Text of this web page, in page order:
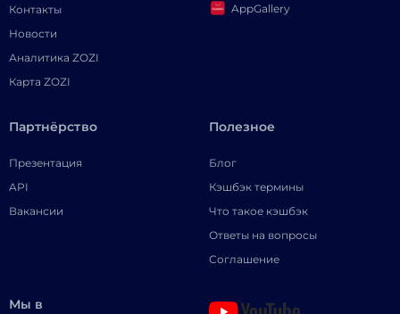
Контакты
Новости
Аналитика ZOZI
Карта ZOZI
AppGallery
Партнёрство
Презентация
API
Вакансии
Полезное
Блог
Кэшбэк термины
Что такое кэшбэк
Ответы на вопросы
Соглашение
Мы в